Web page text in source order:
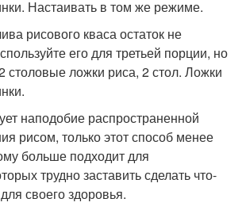
Настаивать в том же режиме.
рисового кваса остаток не
его для третьей порции, но
столовые ложки риса, 2 стол. Ложки
наподобие распространенной
рисом, только этот способ менее
больше подходит для
трудно заставить сделать что-
своего здоровья.